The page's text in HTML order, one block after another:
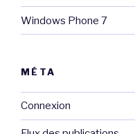
Windows Phone 7
MÉTA
Connexion